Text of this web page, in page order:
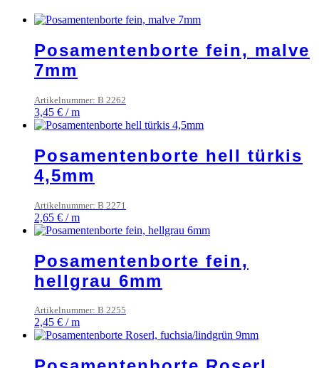
Posamentenborte fein, malve
7mm
Artikelnummer: B 2262
3,45 € /m
Posamentenborte hell türkis
4,5mm
Artikelnummer: B 2271
2,65 € /m
Posamentenborte fein,
hellgrau 6mm
Artikelnummer: B 2255
2,45 € /m